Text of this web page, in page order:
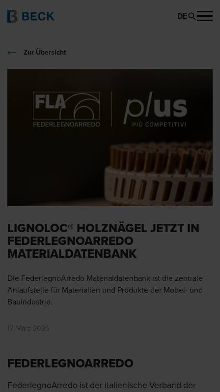
DE
Zur Übersicht
LIGNOLOC® HOLZNÄGEL JETZT IN
FEDERLEGNOARREDO
MATERIALDATENBANK
Die FederlegnoArredo Materialdatenbank ist die zentrale
Anlaufstelle für Materialien und Produkte der Möbel- und
Bauindustrie.
17. März 2025
FEDERLEGNOARREDO
FederlegnoArredo ist der italienische Verband der